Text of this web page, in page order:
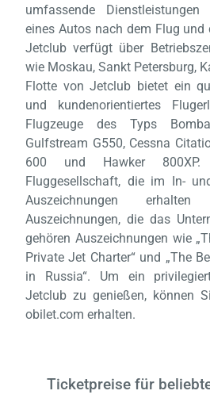
umfassende
eines Autos nach dem Flug und
Jetclub verfügt über
wie Moskau, Sankt Petersburg,
Flotte von Jetclub bietet ein
und kundenorientiertes
Flugzeuge des Typs
Gulfstream G550, Cessna
600 und Hawker
Fluggesellschaft, die im In-
Auszeichnungen
Auszeichnungen, die das
gehören Auszeichnungen wie
Private Jet Charter“ und „The
in Russia“. Um ein
Jetclub zu genießen, können
obilet.com erhalten.
Ticketpreise für